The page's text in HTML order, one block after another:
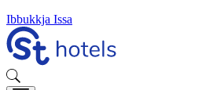
Ibbukkja Issa